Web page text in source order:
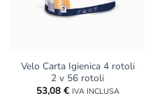
Velo Carta Igienica 4 rotoli
2 v 56 rotoli
53,08 € IVA INCLUSA